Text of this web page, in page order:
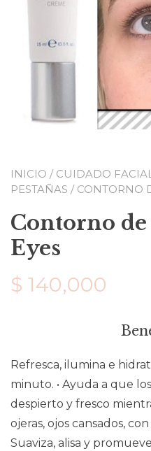
INICIO / CUIDADO FACIAL
PESTAÑAS / CONTORNO
Contorno
Eyes
$ 140,000
Refresca, ilumina e
minuto. • Ayuda a que
despierto y fresco
ojeras, ojos cansados,
Suaviza, alisa y